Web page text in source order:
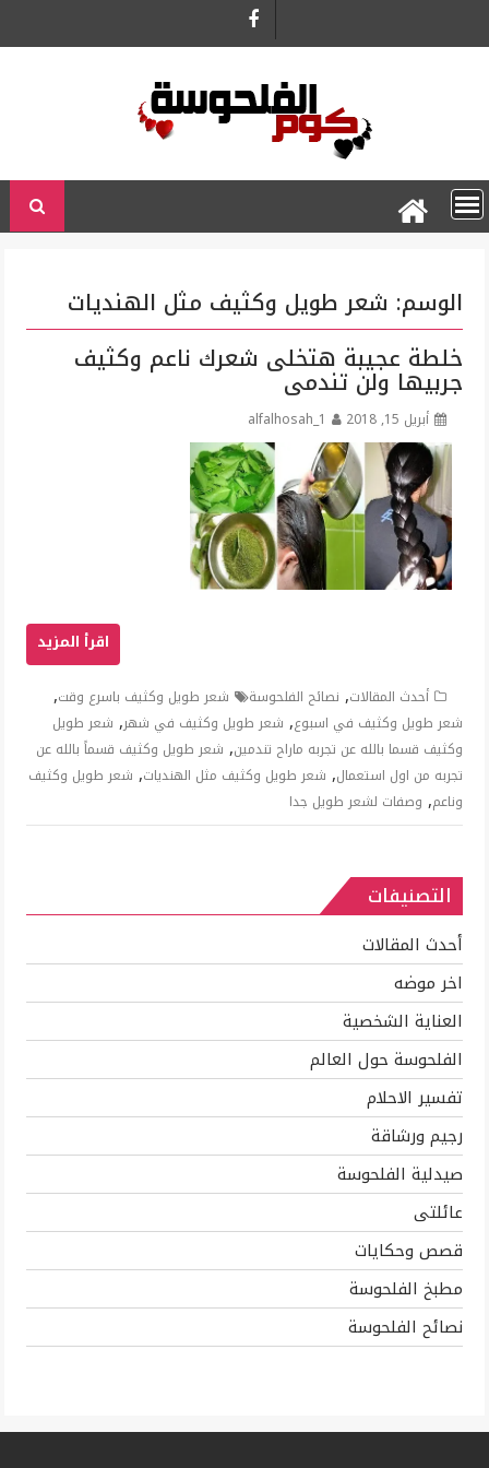
الوسم: شعر طويل وكثيف مثل الهنديات
خلطة عجيبة هتخلى شعرك ناعم وكثيف
جربيها ولن تندمى
أبريل 15, 2018 alfalhosah_1
أحدث المقالات, نصائح الفلحوسة شعر طويل وكثيف باسرع وقت,
شعر طويل وكثيف في اسبوع, شعر طويل وكثيف في شهر, شعر طويل
وكثيف قسما بالله عن تجربه ماراح تندمين, شعر طويل وكثيف قسماً بالله عن
تجربه من اول استعمال, شعر طويل وكثيف مثل الهنديات, شعر طويل وكثيف
وناعم, وصفات لشعر طويل جدا
التصنيفات
أحدث المقالات
اخر موضه
العناية الشخصية
الفلحوسة حول العالم
تفسير الاحلام
رجيم ورشاقة
صيدلية الفلحوسة
عائلتى
قصص وحكايات
مطبخ الفلحوسة
نصائح الفلحوسة